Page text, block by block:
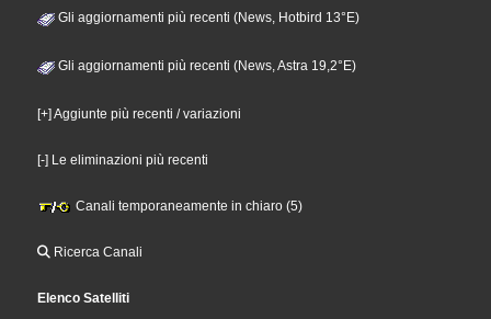
Gli aggiornamenti più recenti (News, Hotbird 13°E)
Gli aggiornamenti più recenti (News, Astra 19,2°E)
[+] Aggiunte più recenti / variazioni
[-] Le eliminazioni più recenti
Canali temporaneamente in chiaro (5)
Ricerca Canali
Elenco Satelliti